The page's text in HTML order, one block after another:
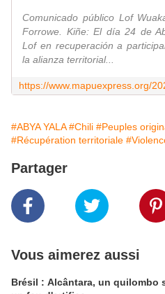
Comunicado público Lof
Forrowe. Kiñe: El día 24 de
Lof en recuperación a
la alianza territorial...
#ABYA YALA #Chili #Peuples
#Récupération territoriale
Partager
Vous aimerez aussi
Brésil : Alcântara, un quilombo